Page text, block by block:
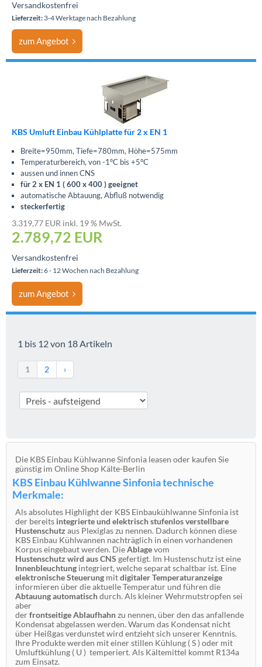
Versandkostenfrei
Lieferzeit: 3-4 Werktage nach Bezahlung
zum Angebot
KBS Umluft Einbau Kühlplatte für 2 x EN 1
Breite=950mm, Tiefe=780mm, Höhe=575mm
Temperaturbereich, von -1°C bis +5°C
aussen und innen CNS
für 2 x EN 1 ( 600 x 400 ) geeignet
automatische Abtauung, Abfluß notwendig
steckerfertig
3.319,77 EUR inkl. 19 % MwSt.
2.789,72 EUR
Versandkostenfrei
Lieferzeit:6 - 12 Wochen nach Bezahlung
zum Angebot
1 bis 12 von 18 Artikeln
1 2 ›
Die KBS Einbau Kühlwanne Sinfonia leasen oder kaufen Sie
günstig im Online Shop Kälte-Berlin
KBS Einbau Kühlwanne Sinfonia technische
Merkmale:
Als absolutes Highlight der KBS Einbaukühlwanne Sinfonia ist
der bereits integrierte und elektrisch stufenlos verstellbare
Hustenschutz aus Plexiglas zu nennen. Dadurch können diese
KBS Einbau Kühlwannen nachträglich in einen vorhandenen
Korpus eingebaut werden. DieAblagevom
Hustenschutz wird aus CNS gefertigt. Im Hustenschutz ist eine
Innenbleuchtung integriert, welche separat schaltbar ist. Eine
elektronische Steuerung mitdigitaler Temperaturanzeige
informieren über die aktuelle Temperatur und führen die
Abtauung automatischdurch. Als kleiner Wehrmutstropfen sei
aber
derfrontseitige Ablaufhahnzu nennen, über den das anfallende
Kondensat abgelassen werden. Warum das Kondensat nicht
über Heißgas verdunstet wird entzieht sich unserer Kenntnis.
Ihre Produkte werden mit einer stillen Kühlung ( S ) oder mit
Umluftkühlung ( U ) temperiert. Als Kältemittel kommt R134a
zum Einsatz.